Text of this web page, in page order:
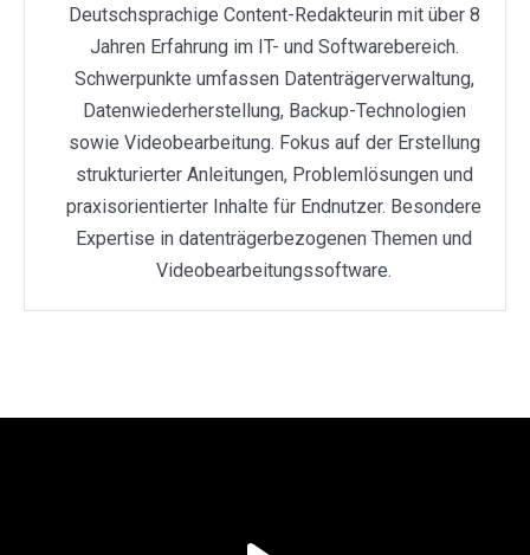
Deutschsprachige Content-Redakteurin mit über 8
Jahren Erfahrung im IT- und Softwarebereich.
Schwerpunkte umfassen Datenträgerverwaltung,
Datenwiederherstellung, Backup-Technologien
sowie Videobearbeitung. Fokus auf der Erstellung
strukturierter Anleitungen, Problemlösungen und
praxisorientierter Inhalte für Endnutzer. Besondere
Expertise in datenträgerbezogenen Themen und
Videobearbeitungssoftware.